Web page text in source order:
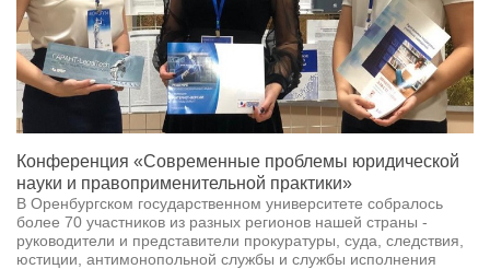
Конференция «Современные проблемы юридической
науки и правоприменительной практики»
В Оренбургском государственном университете собралось
более 70 участников из разных регионов нашей страны -
руководители и представители прокуратуры, суда, следствия,
юстиции, антимонопольной службы и службы исполнения